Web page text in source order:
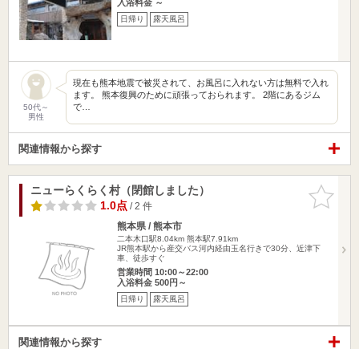
入浴料金 ～
日帰り 露天風呂
50代～
男性
現在も熊本地震で被災されて、お風呂に入れない方は無料で入れ
ます。 熊本復興のために頑張っておられます。 2階にあるジム
で…
関連情報から探す
お気に入
りに追加
ニューらくらく村（閉館しました）
1.0点/ 2 件
熊本県 / 熊本市
二本木口駅8.04km 熊本駅7.91km
JR熊本駅から産交バス河内経由玉名行きで30分、近津下
車、徒歩すぐ
営業時間 10:00～22:00
入浴料金 500円～
日帰り 露天風呂
関連情報から探す